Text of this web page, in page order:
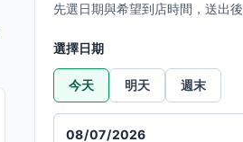
先選日期與希望到店時間，送出
選擇日期
今天 明天 週末